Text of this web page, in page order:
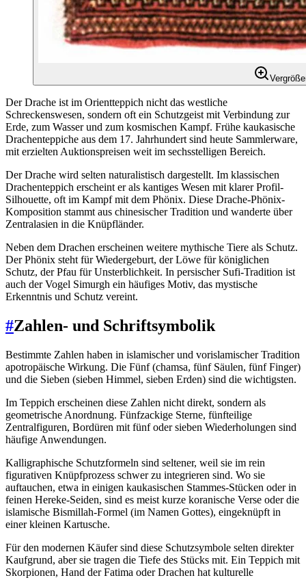
Der Drache ist im Orientteppich nicht das westliche
Schreckenswesen, sondern oft ein Schutzgeist mit Verbindung zur
Erde, zum Wasser und zum kosmischen Kampf. Frühe kaukasische
Drachenteppiche aus dem 17. Jahrhundert sind heute Sammlerware,
mit erzielten Auktionspreisen weit im sechsstelligen Bereich.
Der Drache wird selten naturalistisch dargestellt. Im klassischen
Drachenteppich erscheint er als kantiges Wesen mit klarer Profil-
Silhouette, oft im Kampf mit dem Phönix. Diese Drache-Phönix-
Komposition stammt aus chinesischer Tradition und wanderte über
Zentralasien in die Knüpfländer.
Neben dem Drachen erscheinen weitere mythische Tiere als Schutz.
Der Phönix steht für Wiedergeburt, der Löwe für königlichen
Schutz, der Pfau für Unsterblichkeit. In persischer Sufi-Tradition ist
auch der Vogel Simurgh ein häufiges Motiv, das mystische
Erkenntnis und Schutz vereint.
#Zahlen- und Schriftsymbolik
Bestimmte Zahlen haben in islamischer und vorislamischer Tradition
apotropäische Wirkung. Die Fünf (chamsa, fünf Säulen, fünf Finger)
und die Sieben (sieben Himmel, sieben Erden) sind die wichtigsten.
Im Teppich erscheinen diese Zahlen nicht direkt, sondern als
geometrische Anordnung. Fünfzackige Sterne, fünfteilige
Zentralfiguren, Bordüren mit fünf oder sieben Wiederholungen sind
häufige Anwendungen.
Kalligraphische Schutzformeln sind seltener, weil sie im rein
figurativen Knüpfprozess schwer zu integrieren sind. Wo sie
auftauchen, etwa in einigen kaukasischen Stammes-Stücken oder in
feinen Hereke-Seiden, sind es meist kurze koranische Verse oder die
islamische Bismillah-Formel (im Namen Gottes), eingeknüpft in
einer kleinen Kartusche.
Für den modernen Käufer sind diese Schutzsymbole selten direkter
Kaufgrund, aber sie tragen die Tiefe des Stücks mit. Ein Teppich mit
Skorpionen, Hand der Fatima oder Drachen hat kulturelle